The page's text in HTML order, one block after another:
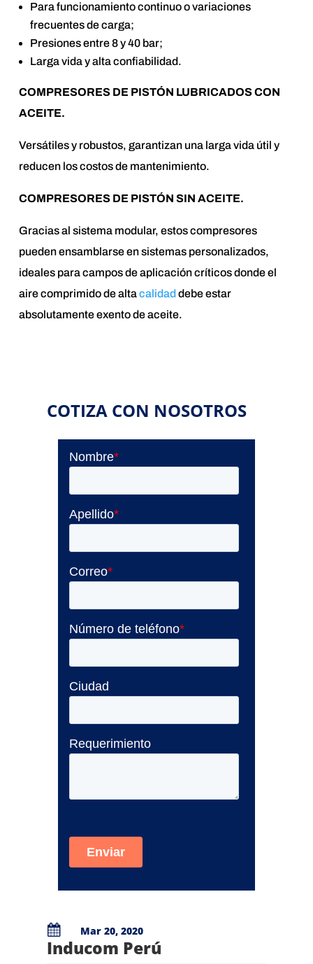
Para funcionamiento continuo o variaciones
frecuentes de carga;
Presiones entre 8 y 40 bar;
Larga vida y alta confiabilidad.
COMPRESORES DE PISTÓN LUBRICADOS CON
ACEITE.
Versátiles y robustos, garantizan una larga vida útil y
reducen los costos de mantenimiento.
COMPRESORES DE PISTÓN SIN ACEITE.
Gracias al sistema modular, estos compresores
pueden ensamblarse en sistemas personalizados,
ideales para campos de aplicación críticos donde el
aire comprimido de altacalidad debe estar
absolutamente exento de aceite.
COTIZA CON NOSOTROS
 Mar 20, 2020
Inducom Perú